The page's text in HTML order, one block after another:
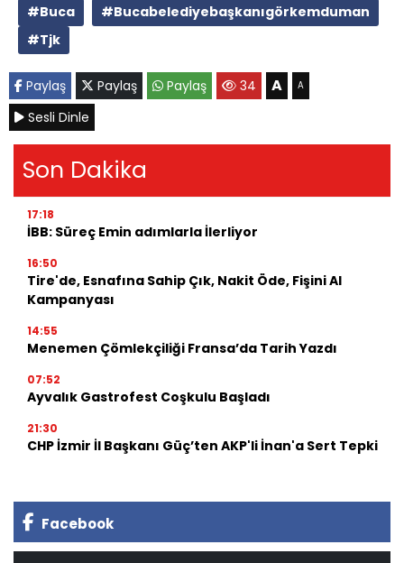
#Buca
#Bucabelediyebaşkanıgörkemduman
#Tjk
Paylaş Paylaş Paylaş 34 A A
Sesli Dinle
Son Dakika
17:18
İBB: Süreç Emin adımlarla İlerliyor
16:50
Tire'de, Esnafına Sahip Çık, Nakit Öde, Fişini Al
Kampanyası
14:55
Menemen Çömlekçiliği Fransa’da Tarih Yazdı
07:52
Ayvalık Gastrofest Coşkulu Başladı
21:30
CHP İzmir İl Başkanı Güç’ten AKP'li İnan'a Sert Tepki
Facebook